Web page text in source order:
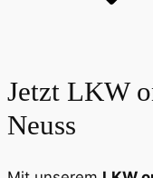
Jetzt LKW
Neuss